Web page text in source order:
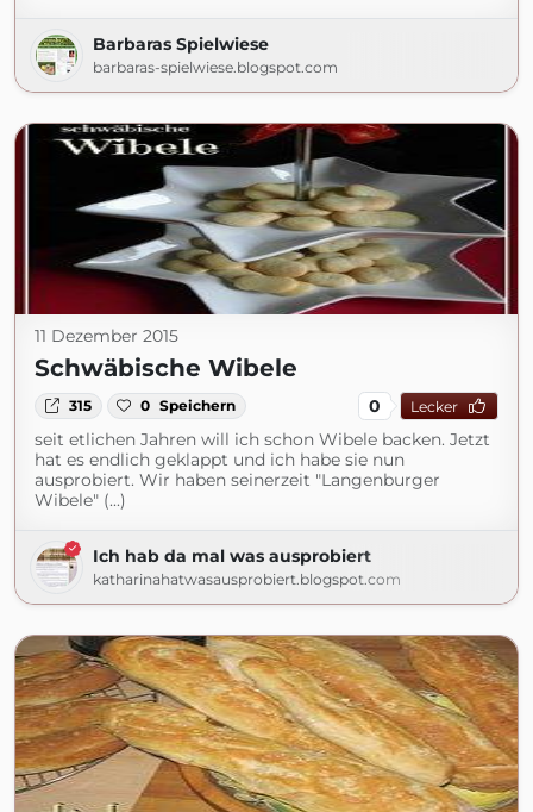
Barbaras Spielwiese
barbaras-spielwiese.blogspot.com
11 Dezember 2015
Schwäbische Wibele
315 0 Speichern 0 Lecker
seit etlichen Jahren will ich schon Wibele backen. Jetzt
hat es endlich geklappt und ich habe sie nun
ausprobiert. Wir haben seinerzeit "Langenburger
Wibele" (...)
Ich hab da mal was ausprobiert
katharinahatwasausprobiert.blogspot.com